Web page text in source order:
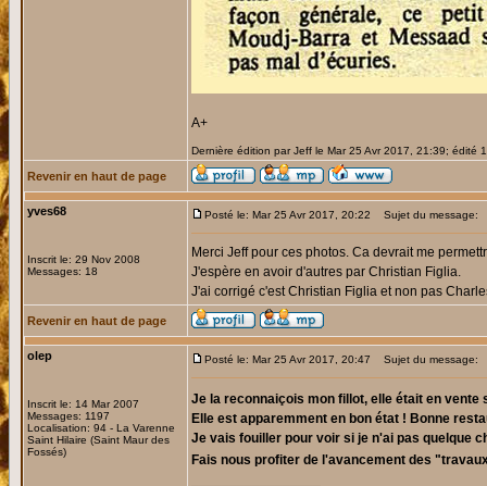
A+
Dernière édition par Jeff le Mar 25 Avr 2017, 21:39; édité
Revenir en haut de page
yves68
Inscrit le: 29 Nov 2008
Messages: 18
Posté le: Mar 25 Avr 2017, 20:22 Sujet du message:
Merci Jeff pour ces photos. Ca devrait me
J'espère en avoir d'autres par Christian Figlia.
J'ai corrigé c'est Christian Figlia et non pas
Revenir en haut de page
olep
Inscrit le: 14 Mar 2007
Messages: 1197
Localisation: 94 - La Varenne
Saint Hilaire (Saint Maur des
Fossés)
Posté le: Mar 25 Avr 2017, 20:47 Sujet du message:
Je la reconnaiçois mon fillot, elle était en
Elle est apparemment en bon état ! Bonne
Je vais fouiller pour voir si je n'ai pas quelque
Fais nous profiter de l'avancement des